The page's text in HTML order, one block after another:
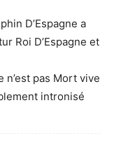
D’Espagne a
Roi D’Espagne et
n’est pas Mort vive
intronisé